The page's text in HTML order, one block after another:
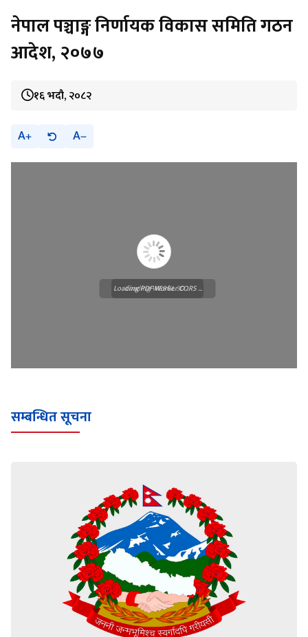
नेपाल पञ्चाङ्ग निर्णायक विकास समिति गठन
आदेश, २०७७
१६ भदौ, २०८२
A A
Loading WEBGL 3D ...
Loading PDF Worker CORS ...
सम्बन्धित सूचना